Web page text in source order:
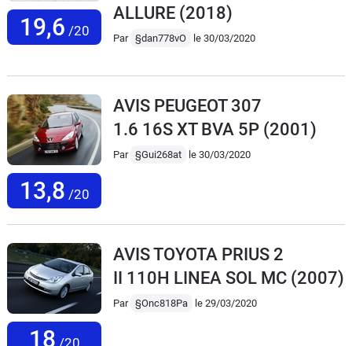
19,6 /20
ALLURE (2018)
Par §dan778vO le 30/03/2020
13,8 /20
AVIS PEUGEOT 307
1.6 16S XT BVA 5P (2001)
Par §Gui268at le 30/03/2020
18 /20
AVIS TOYOTA PRIUS 2
II 110H LINEA SOL MC (2007)
Par §Onc818Pa le 29/03/2020